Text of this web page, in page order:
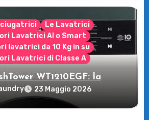
Le Lavatrici
Lavatrici AI o Smart
lavatrici da 10 Kg in su
Lavatrici di Classe A
WT1210EGF: la
per il tuo bucato!
23 Maggio 2026